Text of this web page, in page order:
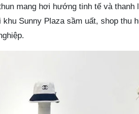
mang hơi hướng tinh tế và thanh
Sunny Plaza sầm uất, shop thu